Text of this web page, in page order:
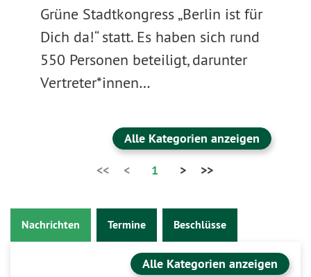
Grüne Stadtkongress „Berlin ist für
Dich da!“ statt. Es haben sich rund
550 Personen beteiligt, darunter
Vertreter*innen…
Alle Kategorien anzeigen
<<
< 1 > >>
Nachrichten Termine Beschlüsse
Alle Kategorien anzeigen